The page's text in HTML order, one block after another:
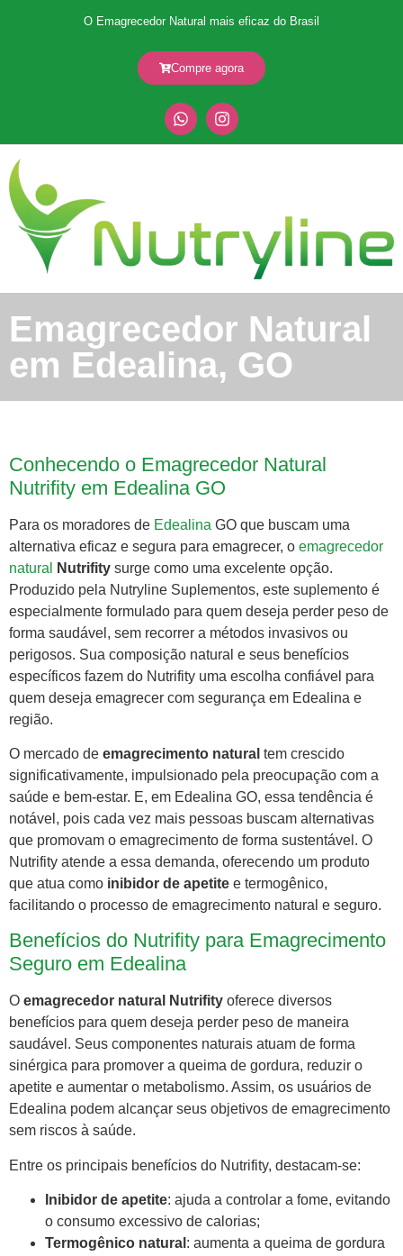
O Emagrecedor Natural mais eficaz do Brasil
Compre agora
Emagrecedor Natural
em Edealina, GO
Conhecendo o Emagrecedor Natural
Nutrifity em Edealina GO
Para os moradores de Edealina GO que buscam uma
alternativa eficaz e segura para emagrecer, o emagrecedor
natural
Nutrifity surge como uma excelente opção.
Produzido pela Nutryline Suplementos, este suplemento é
especialmente formulado para quem deseja perder peso de
forma saudável, sem recorrer a métodos invasivos ou
perigosos. Sua composição natural e seus benefícios
específicos fazem do Nutrifity uma escolha confiável para
quem deseja emagrecer com segurança em Edealina e
região.
O mercado de emagrecimento natural tem crescido
significativamente, impulsionado pela preocupação com a
saúde e bem-estar. E, em Edealina GO, essa tendência é
notável, pois cada vez mais pessoas buscam alternativas
que promovam o emagrecimento de forma sustentável. O
Nutrifity atende a essa demanda, oferecendo um produto
que atua como inibidor de apetite e termogênico,
facilitando o processo de emagrecimento natural e seguro.
Benefícios do Nutrifity para Emagrecimento
Seguro em Edealina
O emagrecedor natural Nutrifity oferece diversos
benefícios para quem deseja perder peso de maneira
saudável. Seus componentes naturais atuam de forma
sinérgica para promover a queima de gordura, reduzir o
apetite e aumentar o metabolismo. Assim, os usuários de
Edealina podem alcançar seus objetivos de emagrecimento
sem riscos à saúde.
Entre os principais benefícios do Nutrifity, destacam-se:
Inibidor de apetite: ajuda a controlar a fome, evitando
o consumo excessivo de calorias;
Termogênico natural : aumenta a queima de gordura